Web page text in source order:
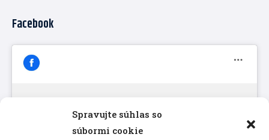
Spravujte súhlas so
súbormi cookie
Facebook
Kliknutím prijmete súbory cookie